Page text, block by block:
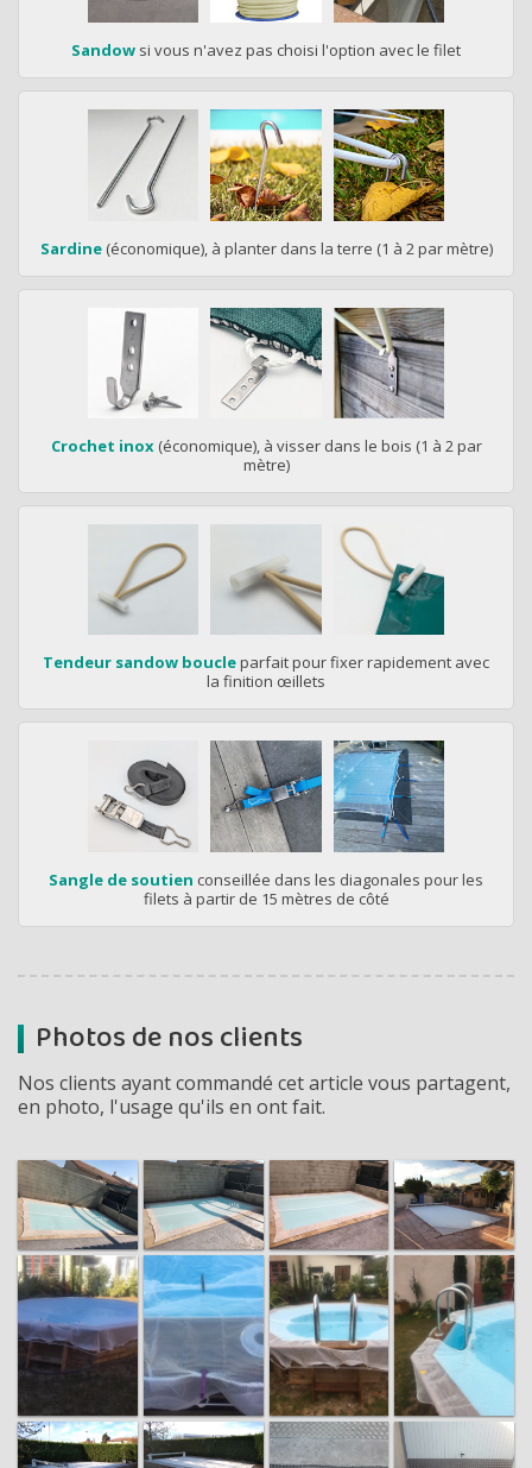
Sandow si vous n'avez pas choisi l'option avec le filet
Sardine(économique), à planter dans la terre (1 à 2 par mètre)
Crochet inox(économique), à visser dans le bois (1 à 2 par
mètre)
Tendeur sandow boucleparfait pour fixer rapidement avec
la finition œillets
Sangle de soutien conseillée dans les diagonales pour les
filets à partir de 15 mètres de côté
Photos de nos clients
Nos clients ayant commandé cet article vous partagent,
en photo, l'usage qu'ils en ont fait.